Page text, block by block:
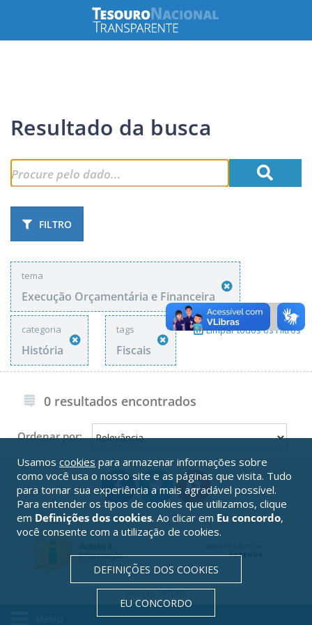
Resultado da busca
FILTRO
tema
Execução Orçamentária e Financeira
categoria
História
tags
Fiscais
Limpar todos os Filtros
0 resultados encontrados
Ordenar por:
SoluçãoSerpro
Usamos cookies para armazenar informações sobre
como você usa o nosso site e as páginas que visita. Tudo
para tornar sua experiência a mais agradável possível.
Para entender os tipos de cookies que utilizamos, clique
em Definições dos cookies. Ao clicar em Eu concordo,
você consente com a utilização de cookies.
DEFINIÇÕES DOS COOKIES
EU CONCORDO